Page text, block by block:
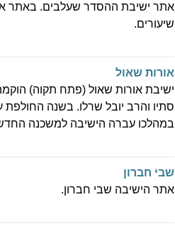
אתר ישיבת ההסדר שעלבים. באתר
שיעורים.
אורות שאול
ישיבת אורות שאול (פתח תקוה)
סתיו והרב יובל שרלו. בשנה
במהלכו עברה הישיבה למשכנה
שבי חברון
אתר הישיבה שבי חברון.